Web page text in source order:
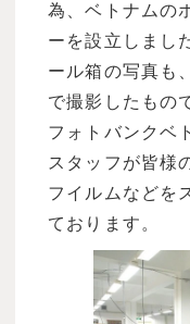
為、ベトナムの
ーを設立しまし
ール箱の写真も
で撮影したもの
フォトバンクベ
スタッフが皆様
フイルムなどを
ております。